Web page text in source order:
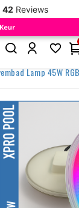
42 Reviews

Lamp 45W